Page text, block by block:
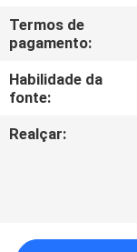
PEÇA
UMAS
CITAÇÕES
Termos de
pagamento:
Habilidade da
fonte:
Realçar: